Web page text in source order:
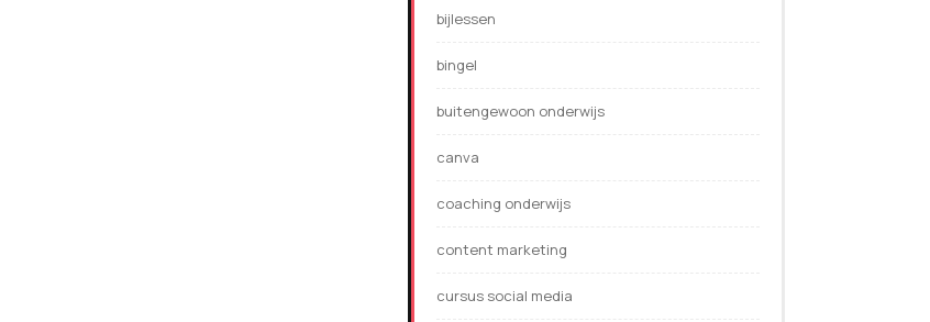
bijlessen
bingel
buitengewoon onderwijs
canva
coaching onderwijs
content marketing
cursus social media